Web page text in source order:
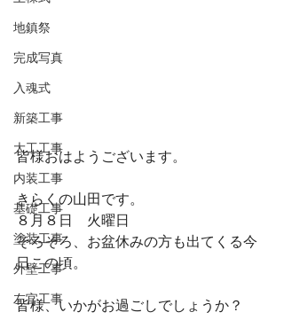
地鎮祭
完成写真
入魂式
新築工事
大工工事
内装工事
基礎工事
塗装工事
外壁工事
左官工事
皆様おはようございます。
きらくの山田です。
８月８日　火曜日
そろそろ、お盆休みの方も出てくる今
日この頃。
皆様、いかがお過ごしでしょうか？